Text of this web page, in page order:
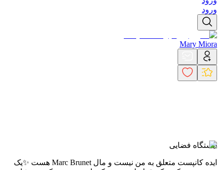
ورود
Mary Miora
ایستگاه فضایی
ایده کانپست متعلق به من نیست و مال Marc Brunet هست ✨
یک